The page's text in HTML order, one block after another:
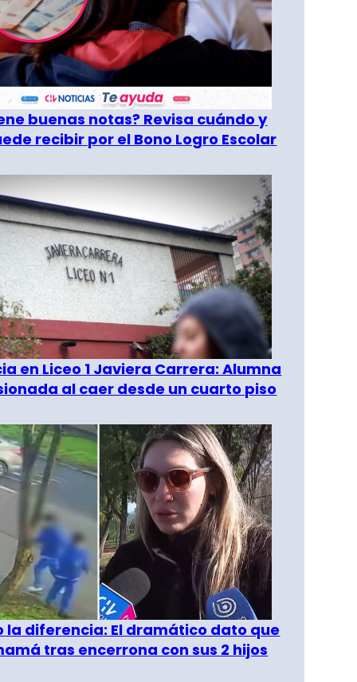
buenas notas? Revisa cuándo y
recibir por el Bono Logro Escolar
en Liceo 1 Javiera Carrera: Alumna
al caer desde un cuarto piso
la diferencia: El dramático dato que
tras encerrona con sus 2 hijos